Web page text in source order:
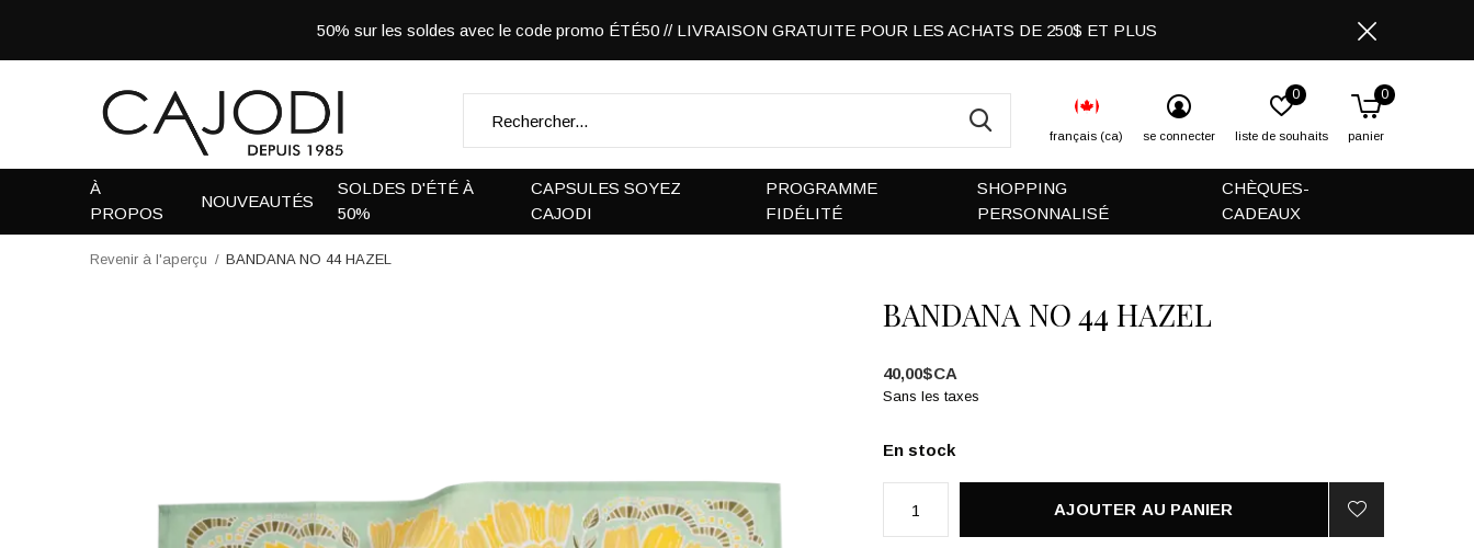
À
PROPOS
NOUVEAUTÉS
SOLDES D'ÉTÉ À
50%
CAPSULES SOYEZ
CAJODI
PROGRAMME
FIDÉLITÉ
SHOPPING
PERSONNALISÉ
CHÈQUES-
CADEAUX
français (ca) se connecter liste de souhaits
0
panier
0
50% sur les soldes avec le code promo ÉTÉ50 // LIVRAISON GRATUITE POUR LES ACHATS DE 250$ ET PLUS
Revenir à l'aperçu BANDANA NO 44 HAZEL
BANDANA NO 44 HAZEL
40,00$CA
Sans les taxes
En stock
AJOUTER AU PANIER